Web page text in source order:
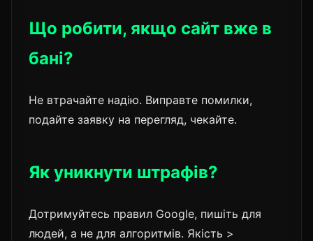
Що робити, якщо сайт вже в
бані?
Не втрачайте надію. Виправте помилки,
подайте заявку на перегляд, чекайте.
Як уникнути штрафів?
Дотримуйтесь правил Google, пишіть для
людей, а не для алгоритмів. Якість >